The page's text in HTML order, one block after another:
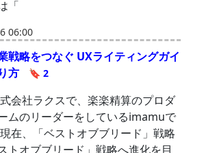
「
06:00
戦略をつなぐ UXライティングガイ
方
🔖 2
会社ラクスで、楽楽精算のプロダ
ムのリーダーをしているimamuで
在、「ベストオブブリード」戦略
トオブブリード」戦略へ進化を目